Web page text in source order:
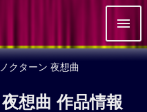
クターン 夜想曲
想曲 作品情報